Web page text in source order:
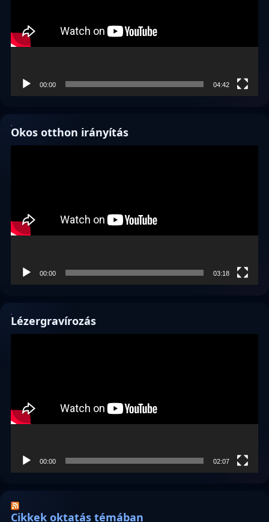
00:00 04:42
Okos otthon irányítás
00:00 03:18
Lézergravírozás
00:00 02:07
Cikkek oktatás témában